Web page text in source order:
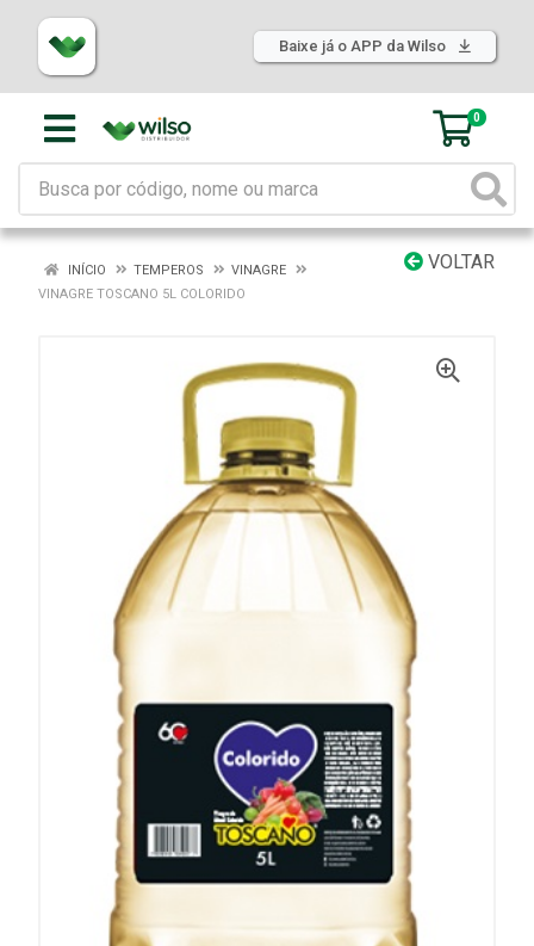
Baixe já o APP da Wilso
0
VOLTAR
INÍCIO TEMPEROS
VINAGRE
VINAGRE TOSCANO 5L COLORIDO